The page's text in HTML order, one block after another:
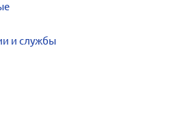
и службы